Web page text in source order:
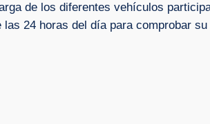
de los diferentes vehículos
24 horas del día para comprobar